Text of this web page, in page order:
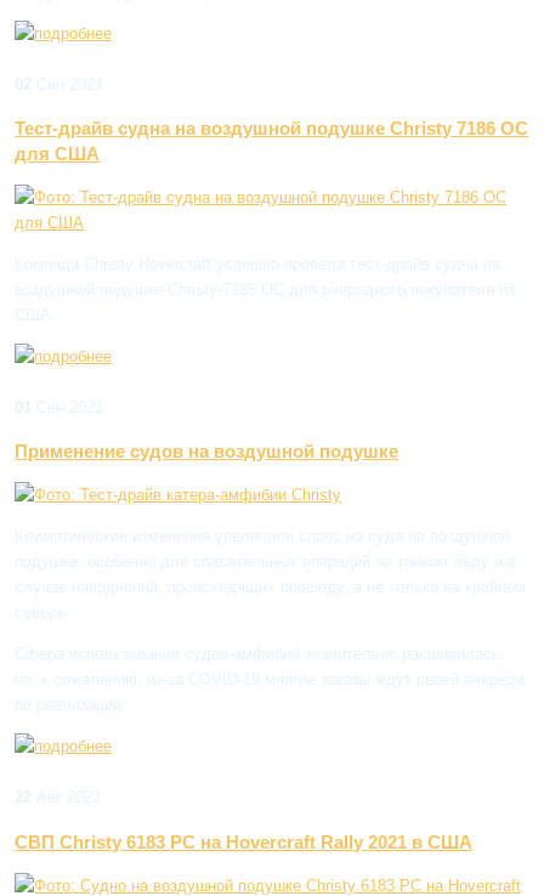
02 Сен 2021
Тест-драйв судна на воздушной подушке Christy 7186 OC
для США
Команда Christy Hovercraft успешно провела тест-драйв судна на
воздушной подушке Christy-7186 OC для очередного покупателя из
США.
01 Сен2021
Применение судов на воздушной подушке
Климатические изменения увеличили спрос на суда на воздушной
подушке, особенно для спасательных операций на тонком льду и в
случае наводнений, происходящих повсюду, а не только на крайнем
севере.
Сфера использования судов-амфибий значительно расширилась,
но, к сожалению, из-за COVID-19 многие заказы ждут своей очереди
по реализации.
22 Авг2021
СВП Christy 6183 PC на Hovercraft Rally 2021 в США